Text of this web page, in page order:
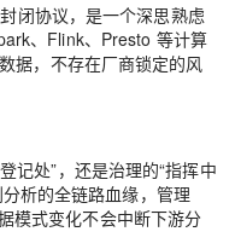
闭协议，是一个深思熟虑
、Flink、Presto 等计算
据，不存在厂商锁定的风
记处”，还是治理的“指挥中
析的全链路血缘，管理
模式变化不会中断下游分